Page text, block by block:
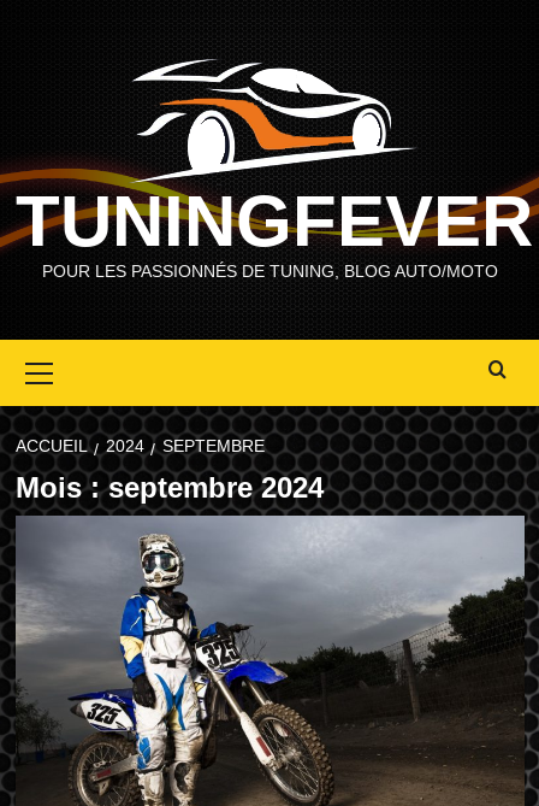
TUNINGFEVER
POUR LES PASSIONNÉS DE TUNING, BLOG AUTO/MOTO
Menu
ACCUEIL 2024 SEPTEMBRE
Mois :septembre 2024